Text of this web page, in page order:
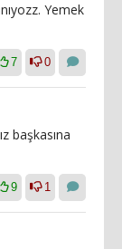
Yemek
7 0
başkasına
9 1